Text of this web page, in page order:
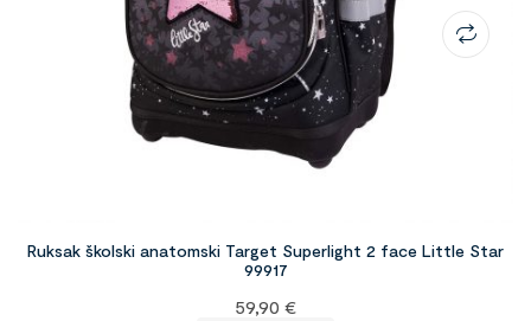
Ruksak školski anatomski Target Superlight 2 face Little Star
99917
59,90 €